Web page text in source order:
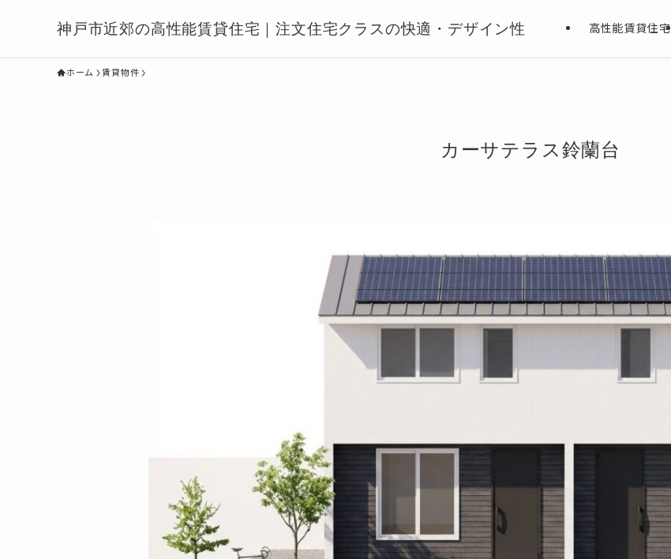
神戸市近郊の高性能賃貸住宅｜注文住宅クラスの快適・デザイン性 高性能賃貸住宅
ホーム 賃貸物件
カーサテラス鈴蘭台